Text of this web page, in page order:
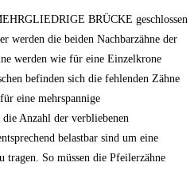
BRÜCKE geschlossen
werden die beiden Nachbarzähne der
werden wie für eine Einzelkrone
befinden sich die fehlenden Zähne
eine mehrspannige
Anzahl der verbliebenen
belastbar sind um eine
So müssen die Pfeilerzähne